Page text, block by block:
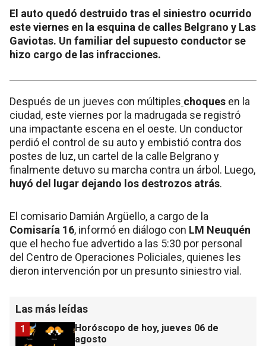
El auto quedó destruido tras el siniestro ocurrido
este viernes en la esquina de calles Belgrano y Las
Gaviotas. Un familiar del supuesto conductor se
hizo cargo de las infracciones.
Después de un jueves con múltiples choques en la
ciudad, este viernes por la madrugada se registró
una impactante escena en el oeste. Un conductor
perdió el control de su auto y embistió contra dos
postes de luz, un cartel de la calle Belgrano y
finalmente detuvo su marcha contra un árbol. Luego,
huyó del lugar dejando los destrozos atrás.
El comisario Damián Argüello, a cargo de la
Comisaría 16, informó en diálogo con LM Neuquén
que el hecho fue advertido a las 5:30 por personal
del Centro de Operaciones Policiales, quienes les
dieron intervención por un presunto siniestro vial.
Las más leídas
Horóscopo de hoy, jueves 06 de
agosto
1